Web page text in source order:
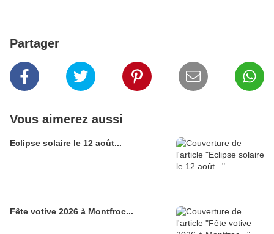
Partager
Vous aimerez aussi
Eclipse solaire le 12 août...
Fête votive 2026 à Montfroc...